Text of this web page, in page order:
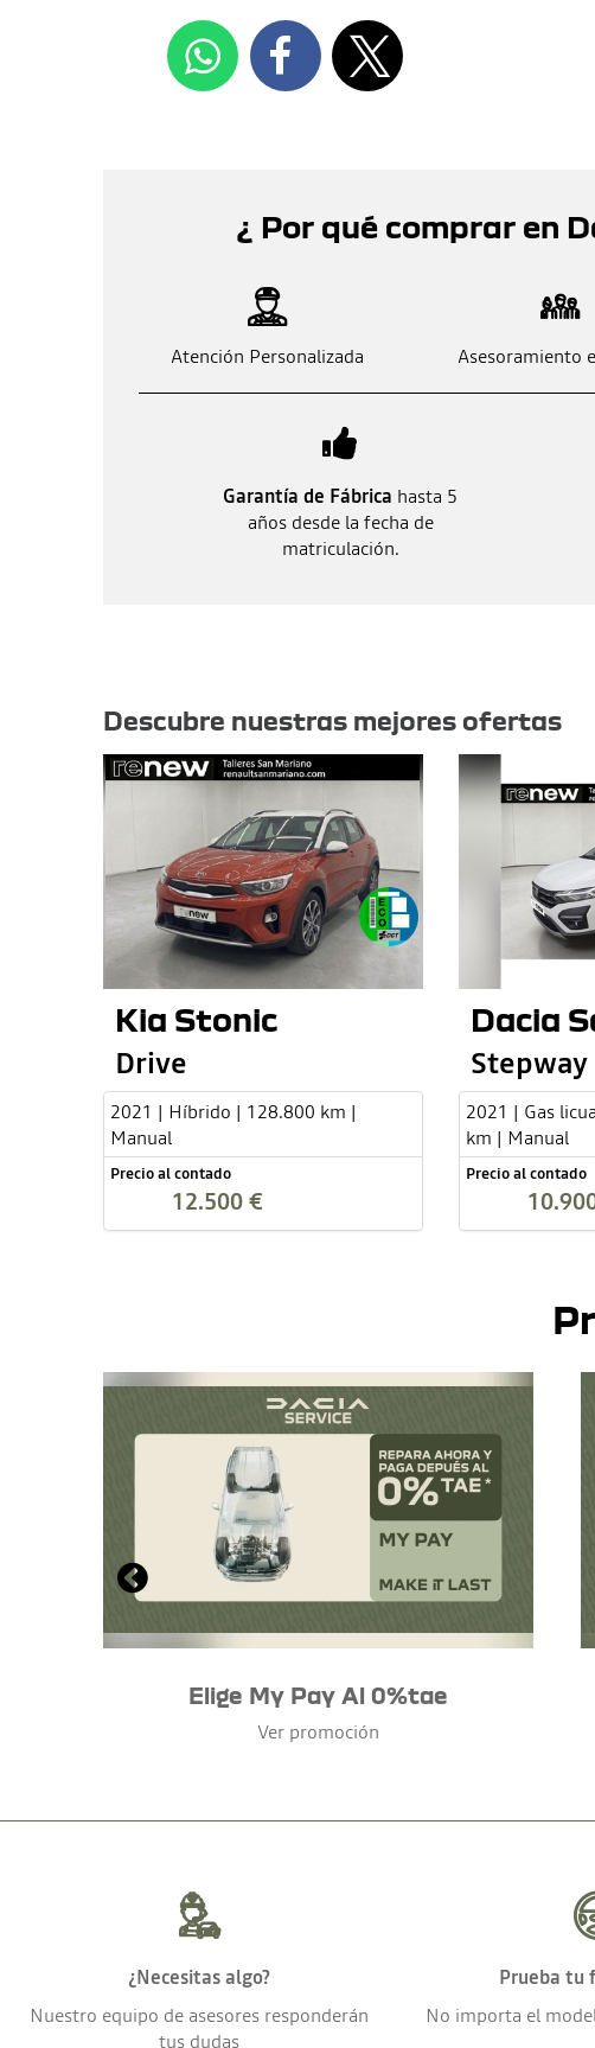
¿ Por qué comprar en
Atención Personalizada Asesoramiento
Garantía de Fábrica hasta 5
años desde la fecha de
matriculación.
Descubre nuestras mejores ofertas
Kia Stonic
Drive
2021 | Híbrido | 128.800 km |
Manual
Precio al contado
12.500 €
Dacia
2021 | Gas
km | Manual
Precio al contado
Elige My Pay Al 0%tae
Ver promoción
¿Necesitas algo?
Nuestro equipo de asesores responderán
tus dudas
Prueba tu
No importa el